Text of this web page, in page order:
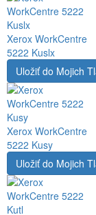
Xerox WorkCentre
5222 Kuslx
Uložiť do Mojich
Xerox WorkCentre
5222 Kusy
Uložiť do Mojich